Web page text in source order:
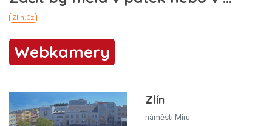
Webkamery
Zlín
náměstí Míru